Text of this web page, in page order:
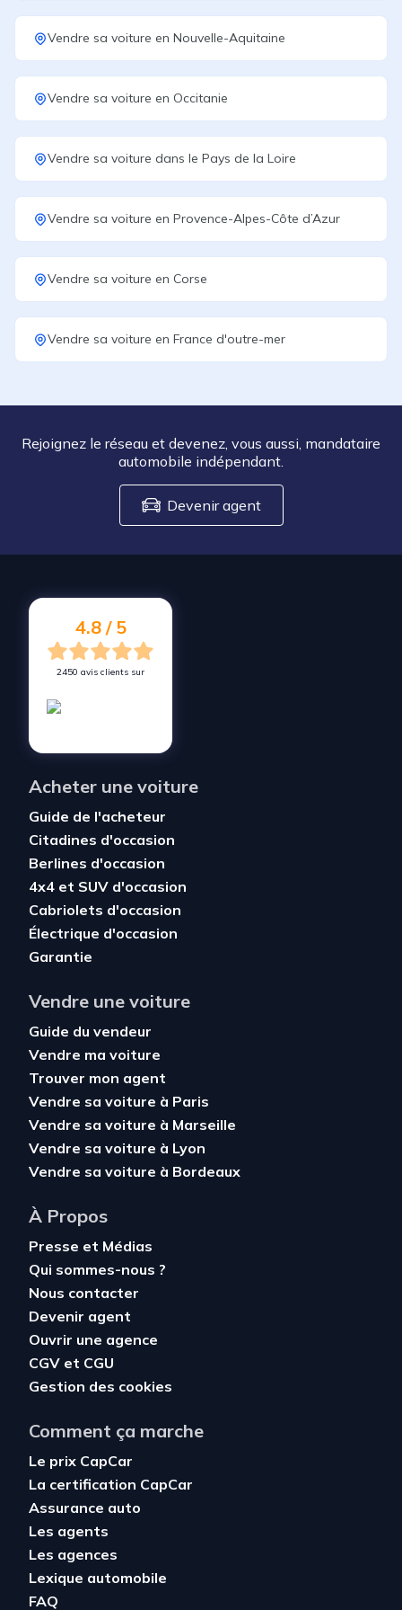
Vendre sa voiture en Nouvelle-Aquitaine
Vendre sa voiture en Occitanie
Vendre sa voiture dans le Pays de la Loire
Vendre sa voiture en Provence-Alpes-Côte d’Azur
Vendre sa voiture en Corse
Vendre sa voiture en France d'outre-mer
Rejoignez le réseau et devenez, vous aussi, mandataire
automobile indépendant.
Devenir agent
4.8 / 5
2450 avis clients sur
Acheter une voiture
Guide de l'acheteur
Citadines d'occasion
Berlines d'occasion
4x4 et SUV d'occasion
Cabriolets d'occasion
Électrique d'occasion
Garantie
Vendre une voiture
Guide du vendeur
Vendre ma voiture
Trouver mon agent
Vendre sa voiture à Paris
Vendre sa voiture à Marseille
Vendre sa voiture à Lyon
Vendre sa voiture à Bordeaux
À Propos
Presse et Médias
Qui sommes-nous ?
Nous contacter
Devenir agent
Ouvrir une agence
CGV et CGU
Gestion des cookies
Comment ça marche
Le prix CapCar
La certification CapCar
Assurance auto
Les agents
Les agences
Lexique automobile
FAQ